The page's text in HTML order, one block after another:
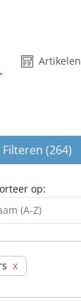
Artikelen
Filteren (264)
op:
(A-Z)
(Z-A)